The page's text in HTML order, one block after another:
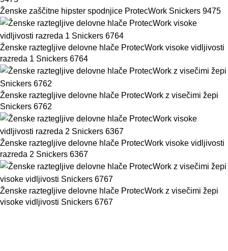
Ženske zaščitne hipster spodnjice ProtecWork Snickers 9475
Ženske raztegljive delovne hlače ProtecWork visoke vidljivosti
razreda 1 Snickers 6764
Ženske raztegljive delovne hlače ProtecWork z visečimi žepi
Snickers 6762
Ženske raztegljive delovne hlače ProtecWork visoke vidljivosti
razreda 2 Snickers 6367
Ženske raztegljive delovne hlače ProtecWork z visečimi žepi
visoke vidljivosti Snickers 6767